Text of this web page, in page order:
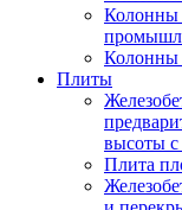
Колонны
Колонны
Плиты
высоты с
Плита